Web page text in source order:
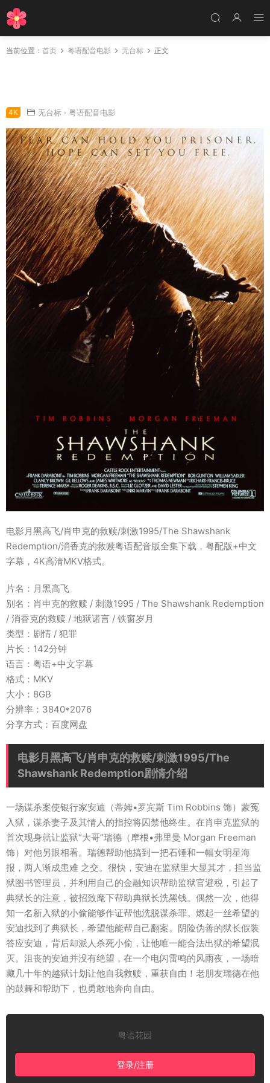
当前位置： 首页 粤语配音电影 无台标 正文
4K 无台标 · 粤语配音电影
电影月黑高飞/肖申克的救赎/刺激1995/The Shawshank
Redemption/消香克的救赎粤语配音版全集下载，粤配版+中文
字幕，4K高清MKV格式。
片名：月黑高飞
别名：肖申克的救赎 / 刺激1995 / The Shawshank Redemption
/ 消香克的救赎 / 地狱诺言 / 铁窗岁月
类型：剧情 / 犯罪
片长：142分钟
语言：粤语+中文字幕
格式：MKV
大小：8GB
分辨率：3840*2076
分享方式：百度网盘
电影月黑高飞/肖申克的救赎/刺激1995/The
Shawshank Redemption剧情介绍
一场谋杀案使银行家安迪（蒂姆•罗宾斯 Tim Robbins 饰）蒙冤
入狱，谋杀妻子及其情人的指控将囚禁他终生。在肖申克监狱的
首次现身就让监狱“大哥”瑞德（摩根•弗里曼 Morgan Freeman
饰）对他另眼相看。瑞德帮助他搞到一把石锤和一幅女明星海
报，两人渐成患难 之交。很快，安迪在监狱里大显其才，担当监
狱图书管理员，并利用自己的金融知识帮助监狱官避税，引起了
典狱长的注意，被招致麾下帮助典狱长洗黑钱。偶然一次，他得
知一名新入狱的小偷能够作证帮他洗脱谋杀罪。燃起一丝希望的
安迪找到了典狱长，希望他能帮自己翻案。阴险伪善的狱长假装
答应安迪，背后却派人杀死小偷，让他唯一能合法出狱的希望泯
灭。沮丧的安迪并没有绝望，在一个电闪雷鸣的风雨夜，一场暗
藏几十年的越狱计划让他自我救赎，重获自由！老朋友瑞德在他
的鼓舞和帮助下，也勇敢地奔向自由。
粤语花园
登录/注册